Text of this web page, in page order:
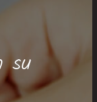
su